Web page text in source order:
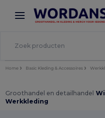
× Wordans-app
Betere prijzen in de
Home Basic Kleding & Accessoires
Groothandel en detailhandel
Werkkleding